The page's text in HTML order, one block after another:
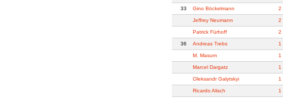
33 Gino Böckelmann 2
Jeffrey Neumann 2
Patrick Fürhoff 2
36 Andreas Trebs 1
M. Masum 1
Marcel Dargatz 1
Oleksandr Galytskyi 1
Ricardo Alisch 1